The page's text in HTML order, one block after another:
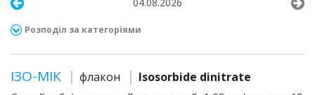
Розподіл за категоріями
ІЗО-МІК флакон
Isosorbide dinitrate